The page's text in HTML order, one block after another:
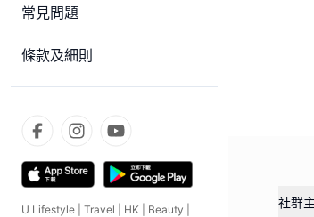
常見問題
條款及細則
U Lifestyle Travel HK Beauty 社群